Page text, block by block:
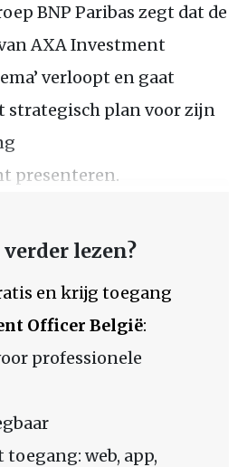
BNP Paribas zegt dat de
AXA Investment
verloopt en gaat
strategisch plan voor zijn
presenteren.
lezen?
en krijg toegang
Officer België:
professionele
web, app,